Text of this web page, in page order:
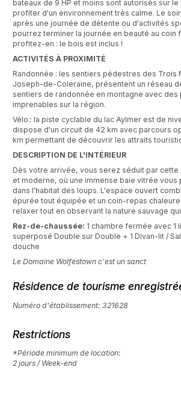
bateaux de 9 HP et moins sont autorisés sur
profiter d'un environnement très calme. Le
après une journée de détente ou d'activités
pourrez terminer la journée en beauté au coin
profitez-en : le bois est inclus !
ACTIVITÉS À PROXIMITÉ
Randonnée : les sentiers pédestres des Trois
Joseph-de-Coleraine, présentent un réseau
sentiers de randonnée en montagne avec des
imprenables sur la région.
Vélo : la piste cyclable du lac Aylmer est de
dispose d'un circuit de 42 km avec parcours
km permettant de découvrir les attraits
DESCRIPTION DE L'INTÉRIEUR
Dès votre arrivée, vous serez séduit par cette
et moderne, où une immense baie vitrée
dans l'habitat des loups. L'espace ouvert
épurée tout équipée et un coin-repas
relaxer tout en observant la nature sauvage
Rez-de-chaussée: 1 chambre fermée avec 1
superposé Double sur Double + 1 Divan-lit /
douche
Le Domaine Wolfestown c'est un sanct
Résidence de tourisme
Numéro d'établissement: 321628
Restrictions
*Période minimum de location:
2 jours / Week-end